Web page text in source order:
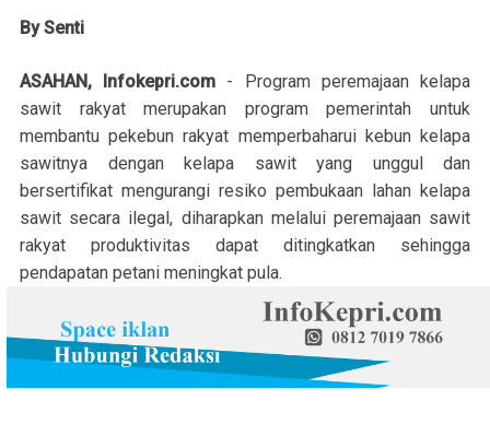
By Senti
ASAHAN, Infokepri.com - Program peremajaan kelapa
sawit rakyat merupakan program pemerintah untuk
membantu pekebun rakyat memperbaharui kebun kelapa
sawitnya dengan kelapa sawit yang unggul dan
bersertifikat mengurangi resiko pembukaan lahan kelapa
sawit secara ilegal, diharapkan melalui peremajaan sawit
rakyat produktivitas dapat ditingkatkan sehingga
pendapatan petani meningkat pula.